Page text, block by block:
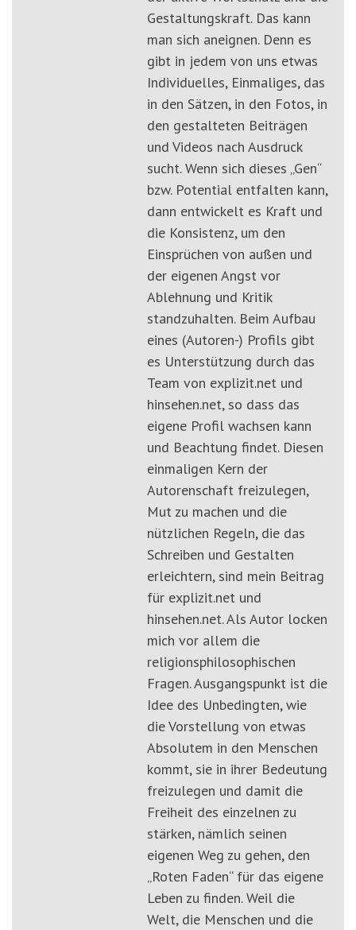
Gestaltungskraft. Das kann
man sich aneignen. Denn es
gibt in jedem von uns etwas
Individuelles, Einmaliges, das
in den Sätzen, in den Fotos, in
den gestalteten Beiträgen
und Videos nach Ausdruck
sucht. Wenn sich dieses „Gen“
bzw. Potential entfalten kann,
dann entwickelt es Kraft und
die Konsistenz, um den
Einsprüchen von außen und
der eigenen Angst vor
Ablehnung und Kritik
standzuhalten. Beim Aufbau
eines (Autoren-) Profils gibt
es Unterstützung durch das
Team von explizit.net und
hinsehen.net, so dass das
eigene Profil wachsen kann
und Beachtung findet. Diesen
einmaligen Kern der
Autorenschaft freizulegen,
Mut zu machen und die
nützlichen Regeln, die das
Schreiben und Gestalten
erleichtern, sind mein Beitrag
für explizit.net und
hinsehen.net. Als Autor locken
mich vor allem die
religionsphilosophischen
Fragen. Ausgangspunkt ist die
Idee des Unbedingten, wie
die Vorstellung von etwas
Absolutem in den Menschen
kommt, sie in ihrer Bedeutung
freizulegen und damit die
Freiheit des einzelnen zu
stärken, nämlich seinen
eigenen Weg zu gehen, den
„Roten Faden“ für das eigene
Leben zu finden. Weil die
Welt, die Menschen und die